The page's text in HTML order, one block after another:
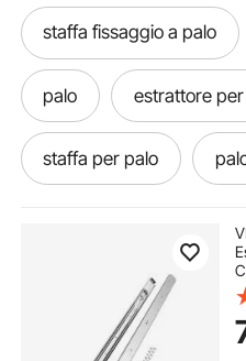
staffa fissaggio a palo
palo estrattore
staffa per palo